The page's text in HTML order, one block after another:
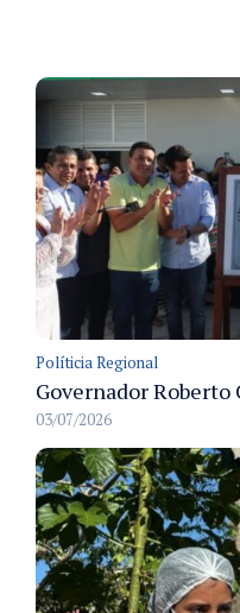
Políticia Regional
03/07/2026